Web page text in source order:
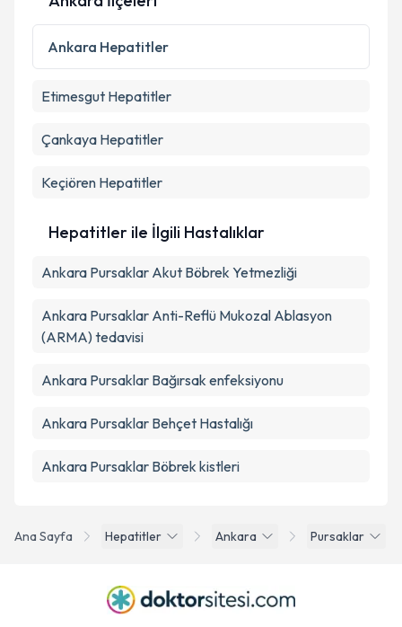
Kişisel verilerimin işlenmesine ilişkinAydınlatma
Metni
'ni okudum ve kişisel verilerimin belirtilen
kapsamda işlenmesini kabul ediyorum.
Ana Sayfa Hepatitler Ankara Pursaklar
Ankara Hepatitler
Etimesgut Hepatitler
Çankaya Hepatitler
Keçiören Hepatitler
Hepatitler ile İlgili Hastalıklar
Ankara Pursaklar Akut Böbrek Yetmezliği
Ankara Pursaklar Anti-Reflü Mukozal Ablasyon
(ARMA) tedavisi
Ankara Pursaklar Bağırsak enfeksiyonu
Ankara Pursaklar Behçet Hastalığı
Ankara Pursaklar Böbrek kistleri